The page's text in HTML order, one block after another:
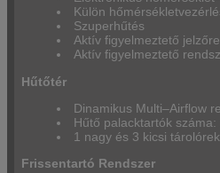
Külön
Szuperhűtés
Aktív figyelmeztető
Aktív figyelmeztető
Hűtőtér
Dinamikus Multi–Airflow
Hűtő palacktartók
1 nagy és 3 kicsi
Frissentartó Rendszer